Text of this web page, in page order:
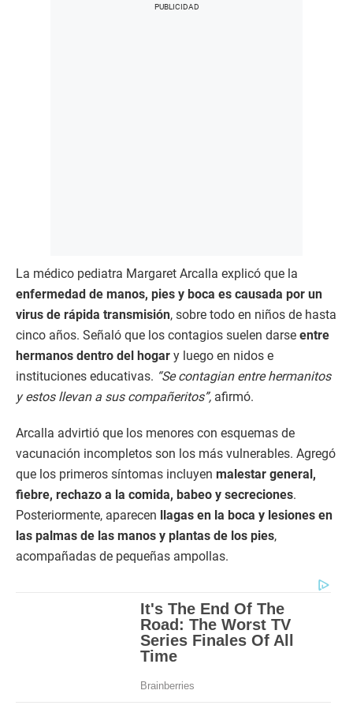
La médico pediatra Margaret Arcalla explicó que la
enfermedad de manos, pies y boca es causada por un
virus de rápida transmisión, sobre todo en niños de hasta
cinco años. Señaló que los contagios suelen darse entre
hermanos dentro del hogar y luego en nidos e
instituciones educativas. “Se contagian entre hermanitos
y estos llevan a sus compañeritos”, afirmó.
Arcalla advirtió que los menores con esquemas de
vacunación incompletos son los más vulnerables. Agregó
que los primeros síntomas incluyen malestar general,
fiebre, rechazo a la comida, babeo y secreciones.
Posteriormente, aparecen llagas en la boca y lesiones en
las palmas de las manos y plantas de los pies,
acompañadas de pequeñas ampollas.